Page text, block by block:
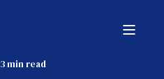
3 min read